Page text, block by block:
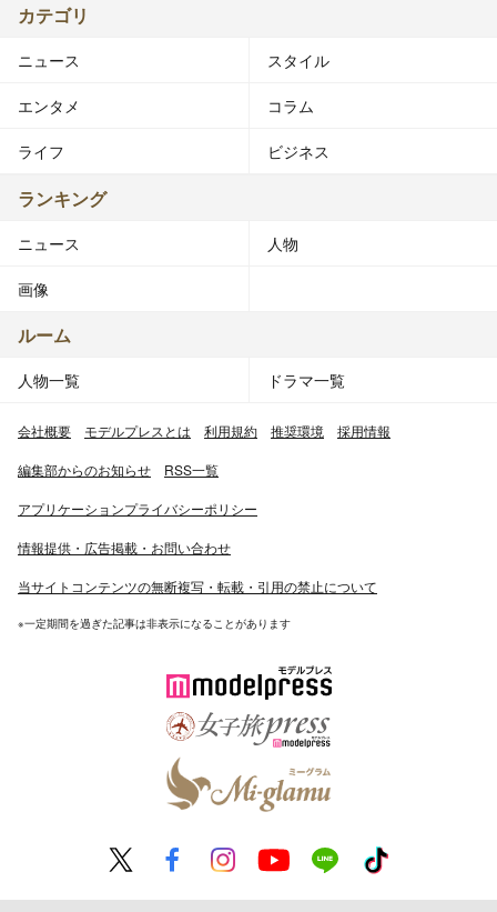
カテゴリ
ニュース スタイル
エンタメ コラム
ライフ ビジネス
ランキング
ニュース 人物
画像
ルーム
人物一覧 ドラマ一覧
会社概要 モデルプレスとは 利用規約 推奨環境 採用情報
編集部からのお知らせ RSS一覧
アプリケーションプライバシーポリシー
情報提供・広告掲載・お問い合わせ
当サイトコンテンツの無断複写・転載・引用の禁止について
※一定期間を過ぎた記事は非表示になることがあります